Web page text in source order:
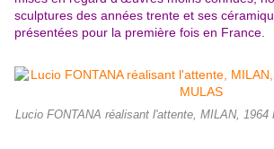
sculptures des années trente et ses
présentées pour la première fois en France.
Lucio FONTANA réalisant l'attente, MILAN, 1964